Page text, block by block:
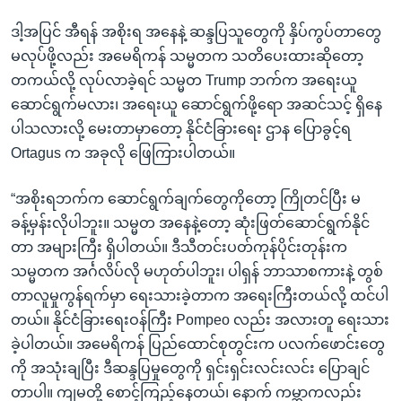
ဒါ့အပြင် အီရန် အစိုးရ အနေနဲ့ ဆန္ဒပြသူတွေကို နှိပ်ကွပ်တာတွေ
မလုပ်ဖို့လည်း အမေရိကန် သမ္မတက သတိပေးထားဆိုတော့
တကယ်လို့ လုပ်လာခဲ့ရင် သမ္မတ Trump ဘက်က အရေးယူ
ဆောင်ရွက်မလား၊ အရေးယူ ဆောင်ရွက်ဖို့ရော အဆင်သင့် ရှိနေ
ပါသလားလို့ မေးတာမှာတော့ နိုင်ငံခြားရေး ဌာန ပြောခွင့်ရ
Ortagus က အခုလို ဖြေကြားပါတယ်။
“အစိုးရဘက်က ဆောင်ရွက်ချက်တွေကိုတော့ ကြိုတင်ပြီး မ
ခန့်မှန်းလိုပါဘူး။ သမ္မတ အနေနဲ့တော့ ဆုံးဖြတ်ဆောင်ရွက်နိုင်
တာ အများကြီး ရှိပါတယ်။ ဒီသီတင်းပတ်ကုန်ပိုင်းတုန်းက
သမ္မတက အင်္ဂလိပ်လို မဟုတ်ပါဘူး၊ ပါရှန် ဘာသာစကားနဲ့ တွစ်
တာလူမှုကွန်ရက်မှာ ရေးသားခဲ့တာက အရေးကြီးတယ်လို့ ထင်ပါ
တယ်။ နိုင်ငံခြားရေးဝန်ကြီး Pompeo လည်း အလားတူ ရေးသား
ခဲ့ပါတယ်။ အမေရိကန် ပြည်ထောင်စုတွင်းက ပလက်ဖောင်းတွေ
ကို အသုံးချပြီး ဒီဆန္ဒပြမှုတွေကို ရှင်းရှင်းလင်းလင်း ပြောချင်
တာပါ။ ကျမတို့ စောင့်ကြည့်နေတယ်၊ နောက် ကမ္ဘာကလည်း